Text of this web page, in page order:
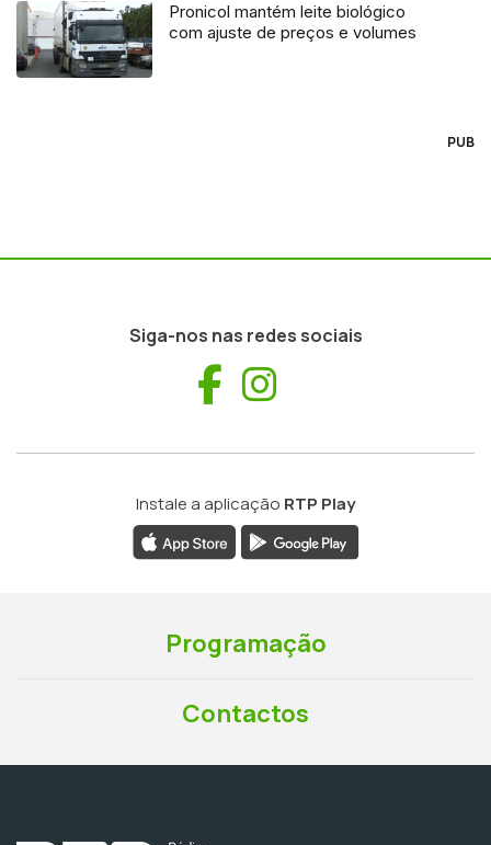
Pronicol mantém leite biológico
com ajuste de preços e volumes
PUB
Siga-nos nas redes sociais
Facebook
Instale a aplicação RTP Play
Programação
Contactos